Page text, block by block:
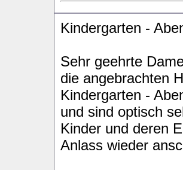
Kindergarten -
Sehr geehrte
die angebrachten
Kindergarten -
und sind optisch
Kinder und deren
Anlass wieder